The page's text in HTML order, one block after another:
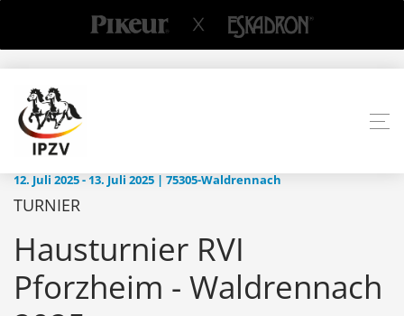
12. Juli 2025 - 13. Juli 2025 | 75305-Waldrennach
TURNIER
Hausturnier RVI
Pforzheim - Waldrennach